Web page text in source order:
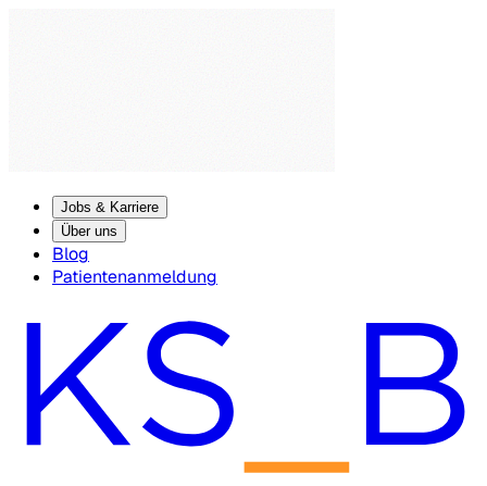
Jobs & Karriere
Über uns
Blog
Patientenanmeldung